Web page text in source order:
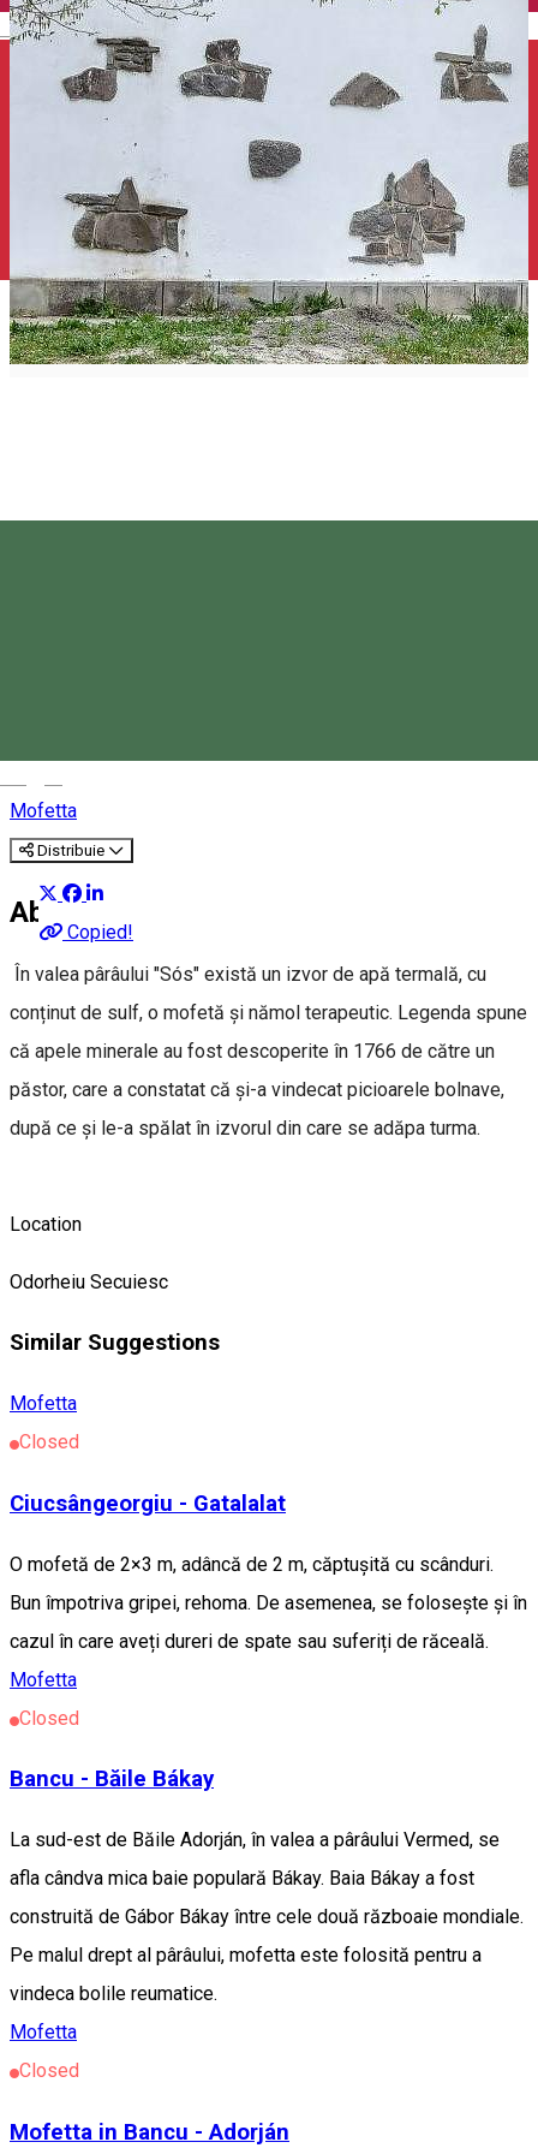
English
Mofetta
Distribuie
Copied!
About
În valea pârâului "Sós" există un izvor de apă termală, cu
conținut de sulf, o mofetă și nămol terapeutic. Legenda spune
că apele minerale au fost descoperite în 1766 de către un
păstor, care a constatat că și-a vindecat picioarele bolnave,
după ce și le-a spălat în izvorul din care se adăpa turma.
Location
Odorheiu Secuiesc
Similar Suggestions
Mofetta
Closed
Ciucsângeorgiu - Gatalalat
O mofetă de 2×3 m, adâncă de 2 m, căptușită cu scânduri.
Bun împotriva gripei, rehoma. De asemenea, se folosește și în
cazul în care aveți dureri de spate sau suferiți de răceală.
Mofetta
Closed
Bancu - Băile Bákay
La sud-est de Băile Adorján, în valea a pârâului Vermed, se
afla cândva mica baie populară Bákay. Baia Bákay a fost
construită de Gábor Bákay între cele două războaie mondiale.
Pe malul drept al pârâului, mofetta este folosită pentru a
vindeca bolile reumatice.
Mofetta
Closed
Mofetta in Bancu - Adorján